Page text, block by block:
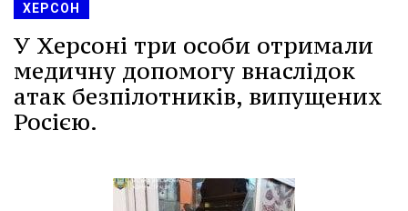
ХЕРСОН
У Херсоні три особи отримали
медичну допомогу внаслідок
атак безпілотників, випущених
Росією.